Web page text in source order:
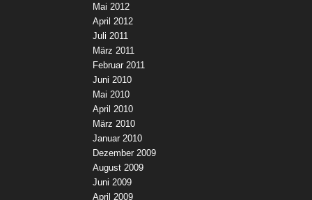
Mai 2012
April 2012
Juli 2011
März 2011
Februar 2011
Juni 2010
Mai 2010
April 2010
März 2010
Januar 2010
Dezember 2009
August 2009
Juni 2009
April 2009